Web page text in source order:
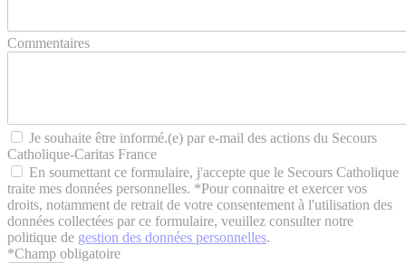
Commentaires
Je souhaite être informé.(e) par e-mail des actions du Secours
Catholique-Caritas France
En soumettant ce formulaire, j'accepte que le Secours Catholique
traite mes données personnelles. *Pour connaitre et exercer vos
droits, notamment de retrait de votre consentement à l'utilisation des
données collectées par ce formulaire, veuillez consulter notre
politique de gestion des données personnelles.
*Champ obligatoire